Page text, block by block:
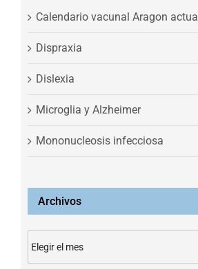
Calendario vacunal Aragon actual
Dispraxia
Dislexia
Microglia y Alzheimer
Mononucleosis infecciosa
Archivos